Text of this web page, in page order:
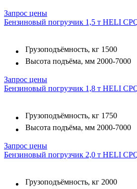
Запрос цены
Бензиновый погрузчик 1,5 т HELI
Грузоподъёмность, кг 1500
Высота подъёма, мм 2000-7000
Запрос цены
Бензиновый погрузчик 1,8 т HELI
Грузоподъёмность, кг 1750
Высота подъёма, мм 2000-7000
Запрос цены
Бензиновый погрузчик 2,0 т HELI
Грузоподъёмность, кг 2000